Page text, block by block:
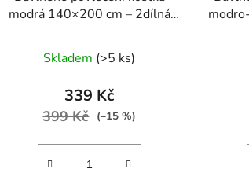
modrá 140×200 cm – 2dílná
Skladem (>5 ks)
339 Kč
399 Kč (–15 %)